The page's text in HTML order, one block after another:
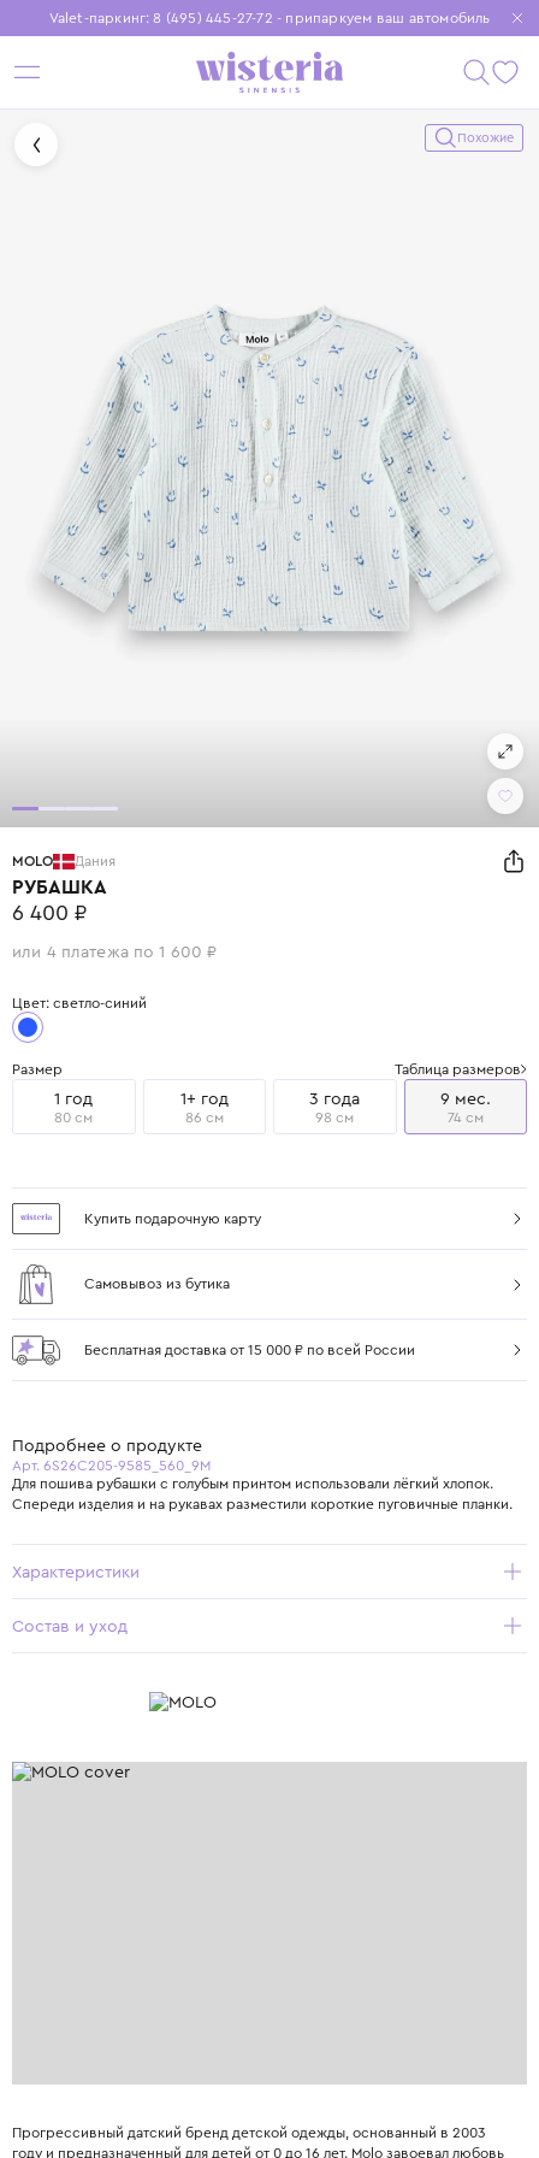
Valet-паркинг: 8 (495) 445-27-72 - припаркуем ваш автомобиль
Бесплатная доставка при заказе от 15 000 ₽
Установите приложение, чтобы покупки были еще удобнее
Похожие
MOLO Дания
РУБАШКА
6 400 ₽
или 4 платежа по 1 600 ₽
Цвет: светло-синий
Размер Таблица размеров
1 год
80 см
1+ год
86 см
3 года
98 см
9 мес.
74 см
Купить подарочную карту
Самовывоз из бутика
Бесплатная доставка от 15 000 ₽ по всей России
Подробнее о продукте
Арт. 6S26C205-9585_560_9M
Для пошива рубашки с голубым принтом использовали лёгкий хлопок.
Спереди изделия и на рукавах разместили короткие пуговичные планки.
Характеристики
Состав и уход
Прогрессивный датский бренд детской одежды, основанный в 2003
году и предназначенный для детей от 0 до 16 лет. Molo завоевал любовь